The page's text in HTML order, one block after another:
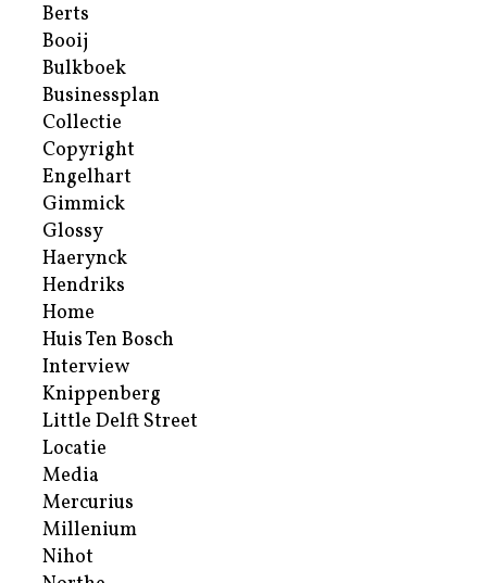
Berts
Booij
Bulkboek
Businessplan
Collectie
Copyright
Engelhart
Gimmick
Glossy
Haerynck
Hendriks
Home
Huis Ten Bosch
Interview
Knippenberg
Little Delft Street
Locatie
Media
Mercurius
Millenium
Nihot